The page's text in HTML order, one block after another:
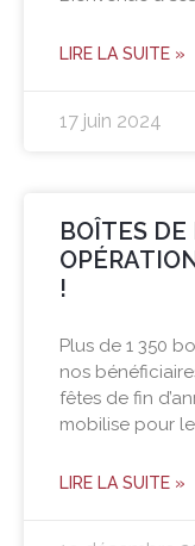
LIRE LA SUITE »
17 juin 2024
BOÎTES
!
Plus de 1 350
nos
fêtes de fin
mobilise pour
LIRE LA SUITE »